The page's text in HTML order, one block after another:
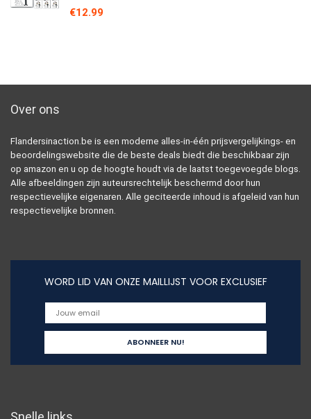
€12.99
Over ons
Flandersinaction.be is een moderne alles-in-één prijsvergelijkings- en
beoordelingswebsite die de beste deals biedt die beschikbaar zijn
op amazon en u op de hoogte houdt via de laatst toegevoegde blogs.
Alle afbeeldingen zijn auteursrechtelijk beschermd door hun
respectievelijke eigenaren. Alle geciteerde inhoud is afgeleid van hun
respectievelijke bronnen.
WORD LID VAN ONZE MAILLIJST VOOR EXCLUSIEF